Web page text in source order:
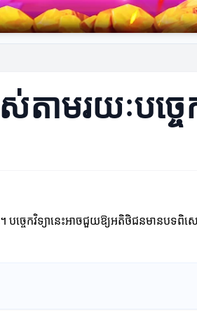
ាមរយៈបច្ចេ
។ បច្ចេកវិទ្យានេះអាចជួយឱ្យអតិថិជនមានប